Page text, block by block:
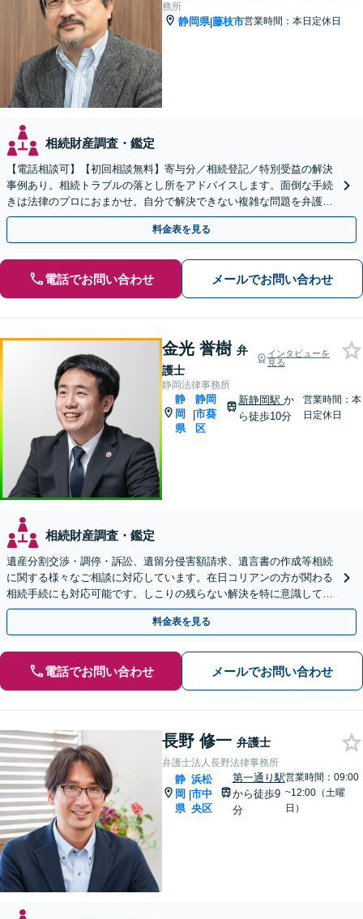
務所
静岡県|藤枝市営業時間：本日定休日
相続財産調査・鑑定
【電話相談可】【初回相談無料】寄与分／相続登記／特別受益の解決
事例あり。相続トラブルの落とし所をアドバイスします。面倒な手続
きは法律のプロにおまかせ。自分で解決できない複雑な問題を弁護士
が解決します。
料金表を見る
電話でお問い合わせ メールでお問い合わせ
金光 誉樹 弁
護士
インタビューを
見る
静岡法律事務所
静
岡
県
|
静岡
市葵
区
新静岡駅か
ら徒歩10分
営業時間：本
日定休日
相続財産調査・鑑定
遺産分割交渉・調停・訴訟、遺留分侵害額請求、遺言書の作成等相続
に関する様々なご相談に対応しています。在日コリアンの方が関わる
相続手続にも対応可能です。しこりの残らない解決を特に意識してい
ます。【新静岡駅10分】
料金表を見る
電話でお問い合わせ メールでお問い合わせ
長野 修一 弁護士
弁護士法人長野法律事務所
静
岡
県
|
浜松
市中
央区
第一通り駅
から徒歩9
分
営業時間：09:00
~12:00（土曜
日）